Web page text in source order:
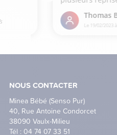
NOUS CONTACTER
Minea Bébé (Senso Pur)
40, Rue Antoine Condorcet
38090 Vaulx-Milieu
Tél : 04 74 07 33 51